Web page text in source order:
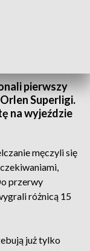
pierwszy
Superligi.
na wyjeździe
męczyli się
przerwy
różnicą 15
już tylko